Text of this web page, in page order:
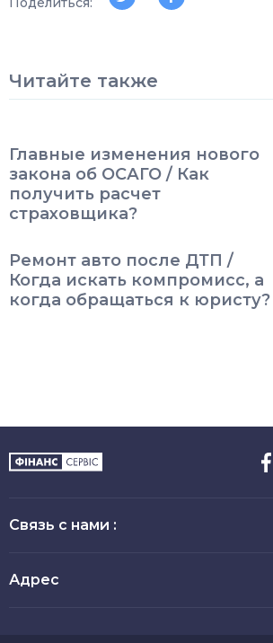
Читайте также
Главные изменения нового
закона об ОСАГО / Как
получить расчет
страховщика?
Ремонт авто после ДТП /
Когда искать компромисс, а
когда обращаться к юристу?
Связь с нами :
Адрес